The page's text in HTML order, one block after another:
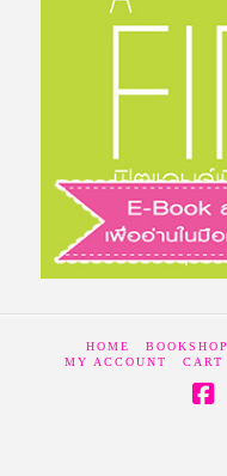
HOME BOOKSHOP
MY ACCOUNT
CART